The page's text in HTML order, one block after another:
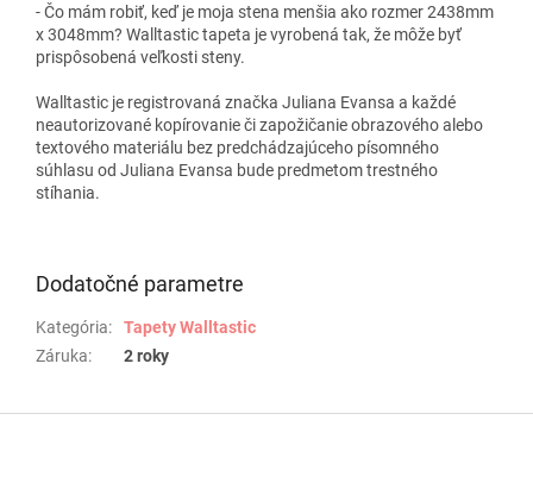
- Čo mám robiť, keď je moja stena menšia ako rozmer 2438mm
x 3048mm? Walltastic tapeta je vyrobená tak, že môže byť
prispôsobená veľkosti steny.
Walltastic je registrovaná značka Juliana Evansa a každé
neautorizované kopírovanie či zapožičanie obrazového alebo
textového materiálu bez predchádzajúceho písomného
súhlasu od Juliana Evansa bude predmetom trestného
stíhania.
Dodatočné parametre
Kategória:
Tapety Walltastic
Záruka: 2 roky